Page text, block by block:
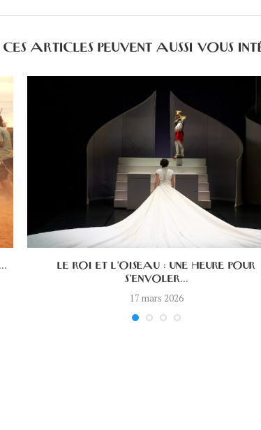
CES ARTICLES PEUVENT AUSSI VOUS
LE ROI ET L’OISEAU : UNE HEURE POUR
S’ENVOLER...
17 mars 2026